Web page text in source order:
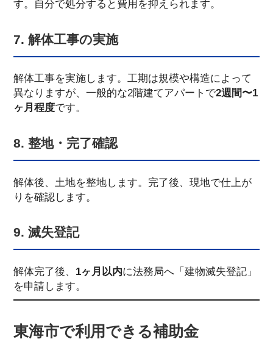
す。自分で処分すると費用を抑えられます。
7. 解体工事の実施
解体工事を実施します。工期は規模や構造によって
異なりますが、一般的な2階建てアパートで2週間〜1
ヶ月程度です。
8. 整地・完了確認
解体後、土地を整地します。完了後、現地で仕上が
りを確認します。
9. 滅失登記
解体完了後、 1ヶ月以内に法務局へ「建物滅失登記」
を申請します。
東海市で利用できる補助金